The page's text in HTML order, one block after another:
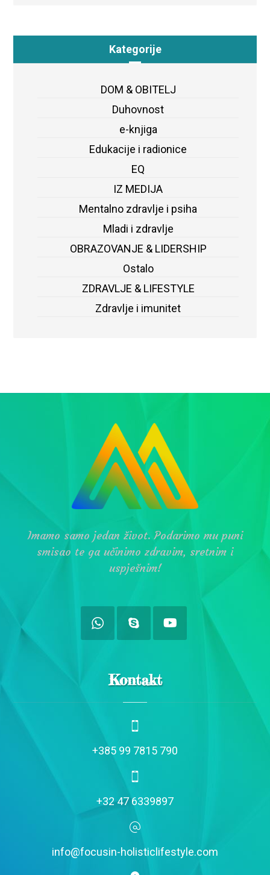
Kategorije
DOM & OBITELJ
Duhovnost
e-knjiga
Edukacije i radionice
EQ
IZ MEDIJA
Mentalno zdravlje i psiha
Mladi i zdravlje
OBRAZOVANJE & LIDERSHIP
Ostalo
ZDRAVLJE & LIFESTYLE
Zdravlje i imunitet
Imamo samo jedan život. Podarimo mu puni
smisao te ga učinimo zdravim, sretnim i
uspješnim!
Kontakt
+385 99 7815 790
+32 47 6339897
info@focusin-holisticlifestyle.com